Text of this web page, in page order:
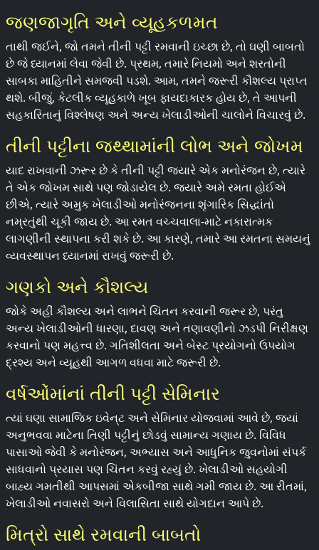
જણજાગૃતિ અને વ્યૂહકળમત
તાથી જઈને, જો તમને તીની પટ્ટી રમવાની ઇચ્છા છે, તો ઘણી બાબતો
છે જે ધ્યાનમાં લેવા જેવી છે. પ્રથમ, તમારે નિયમો અને શરતોની
સાબકા માહિતીને સમજવી પડશે. આમ, તમને જરૂરી કૌશલ્ય પ્રાપ્ત
થશે. બીજું, કેટલીક વ્યૂહકાળે ખૂબ ફાયદાકારક હોય છે, તે આપની
સહકારિતાનું વિશ્લેષણ અને અન્ય ખેલાડીઓની ચાલોને વિચારવું છે.
તીની પટ્ટીના જથ્થામાંની લોભ અને જોખમ
યાદ રાખવાની ઝરૂર છે કે તીની પટ્ટી જ્યારે એક મનોરંજન છે, ત્યારે
તે એક જોખમ સાથે પણ જોડાયેલ છે. જ્યારે અમે રમતા હોઈએ
છીએ, ત્યારે અમુક ખેલાડીઓ મનોરંજનના શૃંગારિક સિદ્ધાંતો
નમ્રતુંથી ચૂકી જાય છે. આ રમત વચ્ચવાલા-માટે નકારાત્મક
લાગણીની સ્થાપના કરી શકે છે. આ કારણે, તમારે આ રમતના સમયનું
વ્યવસ્થાપન ધ્યાનમાં રાખવું જરૂરી છે.
ગણકો અને કૌશલ્ય
જોકે અહીં કૌશલ્ય અને લાભને ચિંતન કરવાની જરૂર છે, પરંતુ
અન્ય ખેલાડીઓની ધારણા, દાવણ અને તણાવણીનો ઝડપી નિરીક્ષણ
કરવાનો પણ મહત્ત્વ છે. ગતિશીલતા અને બેસ્ટ પ્રયોગનો ઉપયોગ
દ્રશ્ય અને વ્યૂહથી આગળ વધવા માટે જરૂરી છે.
વર્ષઓંમાંનાં તીની પટ્ટી સેમિનાર
ત્યાં ઘણા સામાજિક ઇવેન્ટ અને સેમિનાર યોજવામાં આવે છે, જ્યાં
અનુભવવા માટેના તિણી પટ્ટીનું છોડવું સામાન્ય ગણાય છે. વિવિધ
પાસાઓ જેવી કે મનોરંજન, અભ્યાસ અને આધુનિક જુવનોમાં સંપર્ક
સાધવાનો પ્રયાસ પણ ચિંતન કરવું રહ્યું છે. ખેલાડીઓ સહયોગી
બાહ્ય ગમતીથી આપસમાં એકબીજા સાથે ગમી જાય છે. આ રીતમાં,
ખેલાડીઓ નવાસરો અને વિલાસિતા સાથે યોગદાન આપે છે.
મિત્રો સાથે રમવાની બાબતો